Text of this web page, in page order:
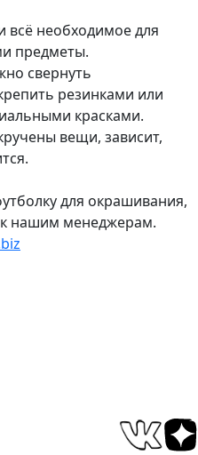
всё необходимое для
предметы.
свернуть
резинками или
красками.
вещи, зависит,
для окрашивания,
нашим менеджерам.